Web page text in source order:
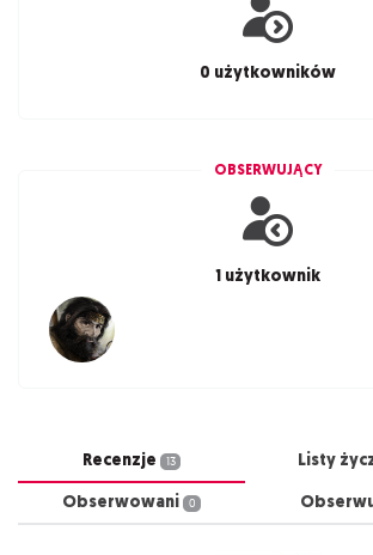
0 użytkowników
OBSERWUJĄCY
1 użytkownik
Recenzje 13 Listy
Obserwowani 0